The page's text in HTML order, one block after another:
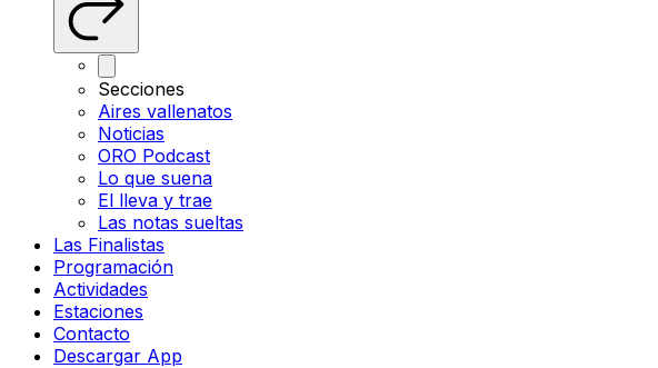
Secciones
Aires vallenatos
Noticias
ORO Podcast
Lo que suena
El lleva y trae
Las notas sueltas
Las Finalistas
Programación
Actividades
Estaciones
Contacto
Descargar App